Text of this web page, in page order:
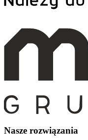
Nasze rozwiązania